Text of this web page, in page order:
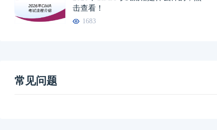
击查看！
1683
常见问题